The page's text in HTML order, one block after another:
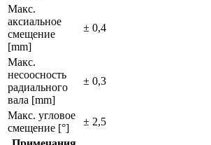
Макс.
аксиальное
смещение
[mm]
± 0,4
Макс.
несоосность
радиального
вала [mm]
± 0,3
Макс. угловое
смещение [°]
± 2,5